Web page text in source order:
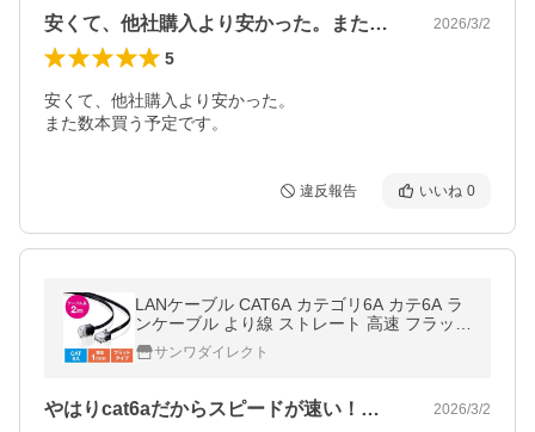
安くて、他社購入より安かった。また数本… 2026/3/2
5
安くて、他社購入より安かった。
また数本買う予定です。
違反報告 いいね 0
LANケーブル CAT6A カテゴリ6A カテ6A ラ
ンケーブル より線 ストレート 高速 フラット
ショートコネクタ 2m 500-LAN6AFL-02
サンワダイレクト
やはりcat6aだからスピードが速い！… 2026/3/2